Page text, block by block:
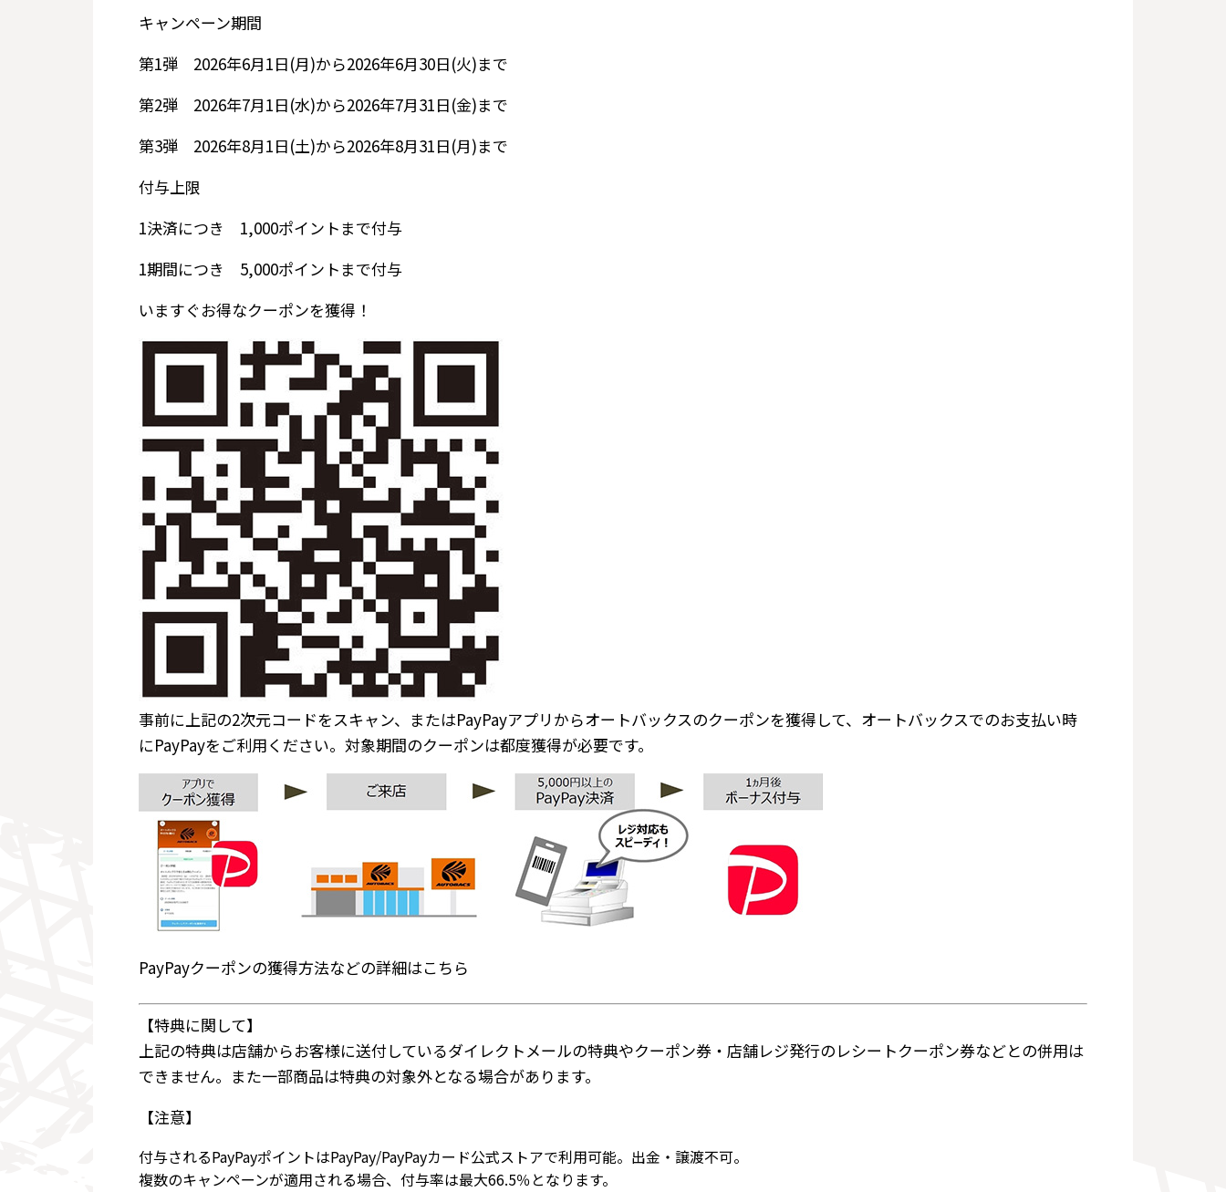
キャンペーン期間
第1弾
2026年6月1日(月)から2026年6月30日(火)まで
第2弾
2026年7月1日(水)から2026年7月31日(金)まで
第3弾
2026年8月1日(土)から2026年8月31日(月)まで
付与上限
1決済につき
1,000ポイントまで付与
1期間につき
5,000ポイントまで付与
いますぐお得なクーポンを獲得！
事前に上記の2次元コードをスキャン、またはPayPayアプリからオートバックスのクーポンを獲得して、オートバックスでのお支払い時
にPayPayをご利用ください。対象期間のクーポンは都度獲得が必要です。
PayPayクーポンの獲得方法などの詳細はこちら
【特典に関して】
上記の特典は店舗からお客様に送付しているダイレクトメールの特典やクーポン券・店舗レジ発行のレシートクーポン券などとの併用は
できません。また一部商品は特典の対象外となる場合があります。
【注意】
付与されるPayPayポイントはPayPay/PayPayカード公式ストアで利用可能。出金・譲渡不可。
複数のキャンペーンが適用される場合、付与率は最大66.5％となります。